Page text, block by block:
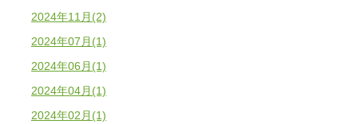
2024年11月(2)
2024年07月(1)
2024年06月(1)
2024年04月(1)
2024年02月(1)